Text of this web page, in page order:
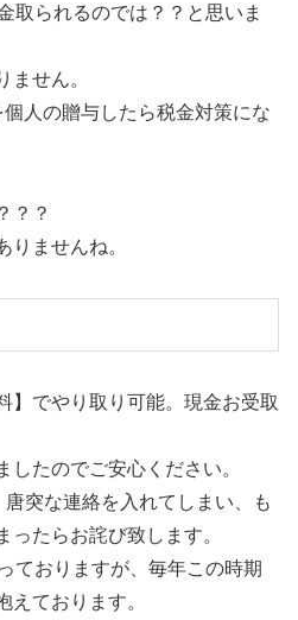
取られるのでは？？と思いま
ません。
人の贈与したら税金対策にな
？？
りませんね。
】でやり取り可能。現金お受取
たのでご安心ください。
突な連絡を入れてしまい、も
ったらお詫び致します。
ておりますが、毎年この時期
えております。